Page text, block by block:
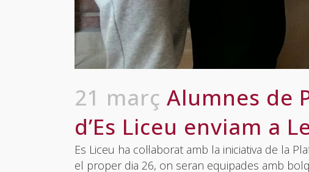
21 març Alumnes de
d’Es Liceu enviam a
Es Liceu ha col·laborat amb la iniciativa de la
el proper dia 26, on seran equipades amb